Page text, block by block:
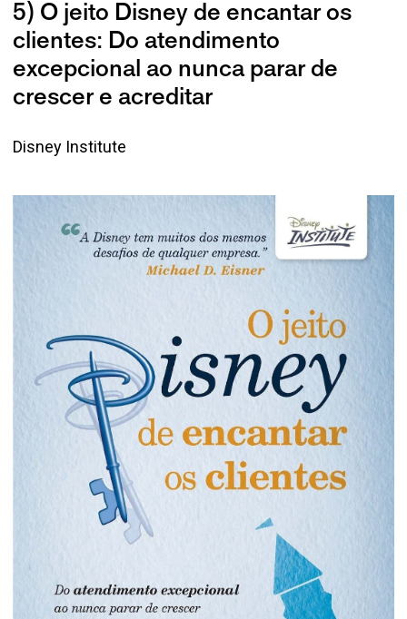
5) O jeito Disney de encantar os
clientes: Do atendimento
excepcional ao nunca parar de
crescer e acreditar
Disney Institute